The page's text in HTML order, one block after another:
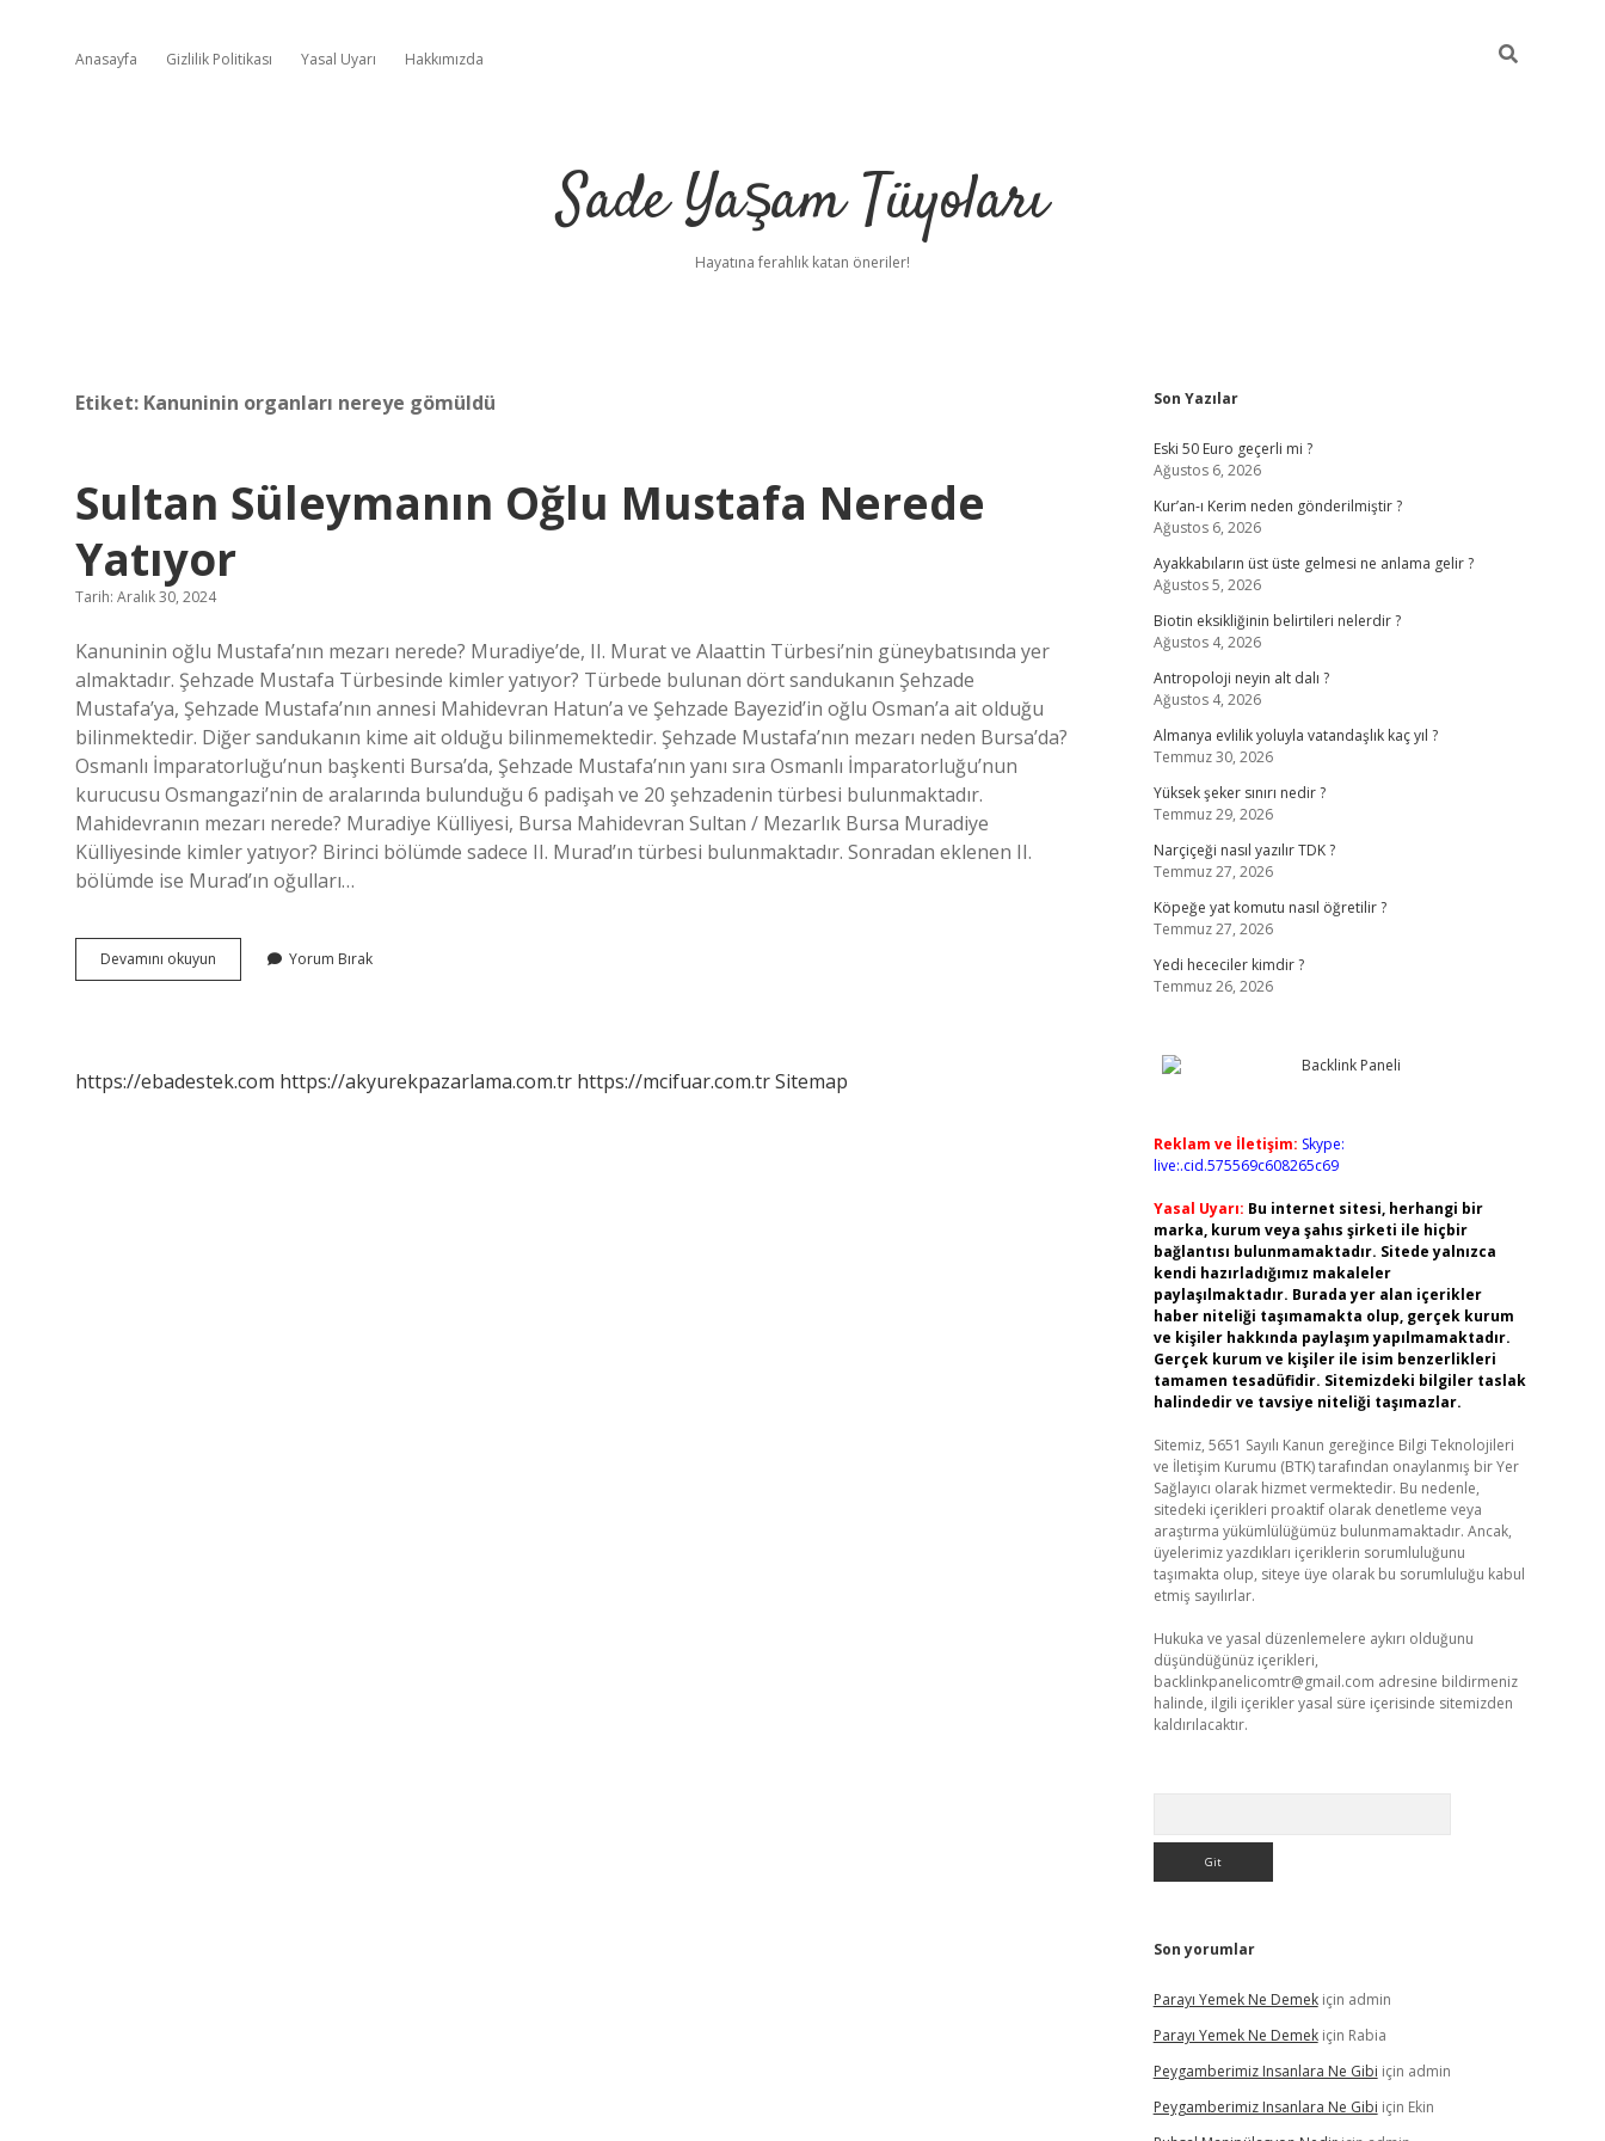
Anasayfa Gizlilik Politikası Yasal Uyarı Hakkımızda
Sade Yaşam Tüyoları
Hayatına ferahlık katan öneriler!
Etiket: Kanuninin organları nereye gömüldü
Sultan Süleymanın Oğlu Mustafa Nerede
Yatıyor
Tarih: Aralık 30, 2024
Kanuninin oğlu Mustafa’nın mezarı nerede? Muradiye’de, II. Murat ve Alaattin Türbesi’nin güneybatısında yer
almaktadır. Şehzade Mustafa Türbesinde kimler yatıyor? Türbede bulunan dört sandukanın Şehzade
Mustafa’ya, Şehzade Mustafa’nın annesi Mahidevran Hatun’a ve Şehzade Bayezid’in oğlu Osman’a ait olduğu
bilinmektedir. Diğer sandukanın kime ait olduğu bilinmemektedir. Şehzade Mustafa’nın mezarı neden Bursa’da?
Osmanlı İmparatorluğu’nun başkenti Bursa’da, Şehzade Mustafa’nın yanı sıra Osmanlı İmparatorluğu’nun
kurucusu Osmangazi’nin de aralarında bulunduğu 6 padişah ve 20 şehzadenin türbesi bulunmaktadır.
Mahidevranın mezarı nerede? Muradiye Külliyesi, Bursa Mahidevran Sultan / Mezarlık Bursa Muradiye
Külliyesinde kimler yatıyor? Birinci bölümde sadece II. Murad’ın türbesi bulunmaktadır. Sonradan eklenen II.
bölümde ise Murad’ın oğulları…
Devamını okuyun
Süleymanın
Yorum Bırak
https://ebadestek.com https://akyurekpazarlama.com.tr https://mcifuar.com.trSitemap
Sidebar
Son Yazılar
Eski 50 Euro geçerli mi ?
Ağustos 6, 2026
Kur’an-ı Kerim neden gönderilmiştir ?
Ağustos 6, 2026
Ayakkabıların üst üste gelmesi ne anlama gelir ?
Ağustos 5, 2026
Biotin eksikliğinin belirtileri nelerdir ?
Ağustos 4, 2026
Antropoloji neyin alt dalı ?
Ağustos 4, 2026
Almanya evlilik yoluyla vatandaşlık kaç yıl ?
Temmuz 30, 2026
Yüksek şeker sınırı nedir ?
Temmuz 29, 2026
Narçiçeği nasıl yazılır TDK ?
Temmuz 27, 2026
Köpeğe yat komutu nasıl öğretilir ?
Temmuz 27, 2026
Yedi hececiler kimdir ?
Temmuz 26, 2026
Reklam ve İletişim: Skype:
live:.cid.575569c608265c69
Yasal Uyarı: Bu internet sitesi, herhangi bir
marka, kurum veya şahıs şirketi ile hiçbir
bağlantısı bulunmamaktadır. Sitede yalnızca
kendi hazırladığımız makaleler
paylaşılmaktadır. Burada yer alan içerikler
haber niteliği taşımamakta olup, gerçek kurum
ve kişiler hakkında paylaşım yapılmamaktadır.
Gerçek kurum ve kişiler ile isim benzerlikleri
tamamen tesadüfidir. Sitemizdeki bilgiler taslak
halindedir ve tavsiye niteliği taşımazlar.
Sitemiz, 5651 Sayılı Kanun gereğince Bilgi Teknolojileri
ve İletişim Kurumu (BTK) tarafından onaylanmış bir Yer
Sağlayıcı olarak hizmet vermektedir. Bu nedenle,
sitedeki içerikleri proaktif olarak denetleme veya
araştırma yükümlülüğümüz bulunmamaktadır. Ancak,
üyelerimiz yazdıkları içeriklerin sorumluluğunu
taşımakta olup, siteye üye olarak bu sorumluluğu kabul
etmiş sayılırlar.
Hukuka ve yasal düzenlemelere aykırı olduğunu
düşündüğünüz içerikleri,
backlinkpanelicomtr@gmail.com adresine bildirmeniz
halinde, ilgili içerikler yasal süre içerisinde sitemizden
kaldırılacaktır.
Son yorumlar
Parayı Yemek Ne Demekiçin admin
Parayı Yemek Ne Demekiçin Rabia
Peygamberimiz Insanlara Ne Gibi için admin
Peygamberimiz Insanlara Ne Gibi için Ekin